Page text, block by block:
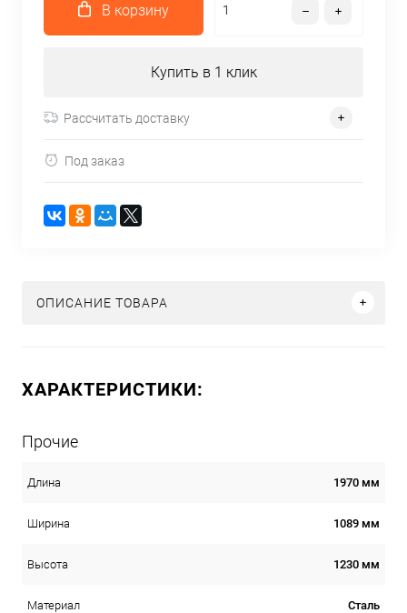
В корзину
Купить в 1 клик
Рассчитать доставку
Под заказ
ОПИСАНИЕ ТОВАРА
ХАРАКТЕРИСТИКИ:
Прочие
Длина 1970 мм
Ширина 1089 мм
Высота 1230 мм
Материал Сталь